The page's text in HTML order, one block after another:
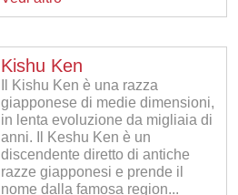
Kishu Ken
Il Kishu Ken è una razza
giapponese di medie dimensioni,
in lenta evoluzione da migliaia di
anni. Il Keshu Ken è un
discendente diretto di antiche
razze giapponesi e prende il
nome dalla famosa region...